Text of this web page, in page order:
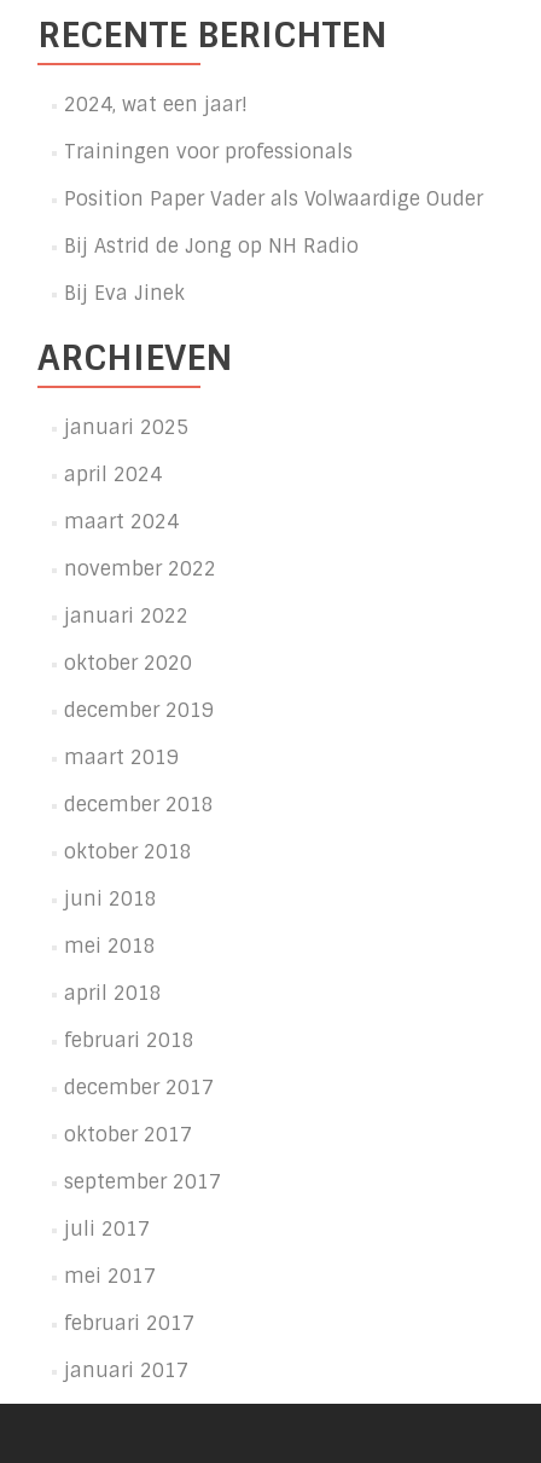
RECENTE BERICHTEN
2024, wat een jaar!
Trainingen voor professionals
Position Paper Vader als Volwaardige Ouder
Bij Astrid de Jong op NH Radio
Bij Eva Jinek
ARCHIEVEN
januari 2025
april 2024
maart 2024
november 2022
januari 2022
oktober 2020
december 2019
maart 2019
december 2018
oktober 2018
juni 2018
mei 2018
april 2018
februari 2018
december 2017
oktober 2017
september 2017
juli 2017
mei 2017
februari 2017
januari 2017